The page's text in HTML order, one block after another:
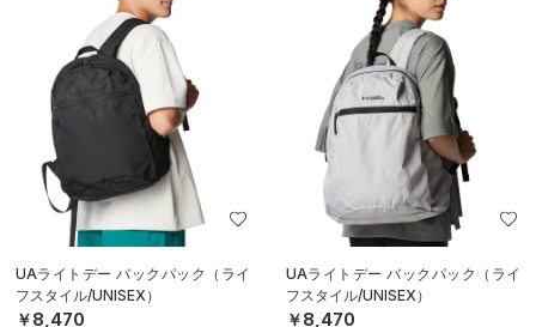
UAライトデー バックパック（ライ
フスタイル/UNISEX）
￥8,470
UAライトデー バックパック（ライ
フスタイル/UNISEX）
￥8,470